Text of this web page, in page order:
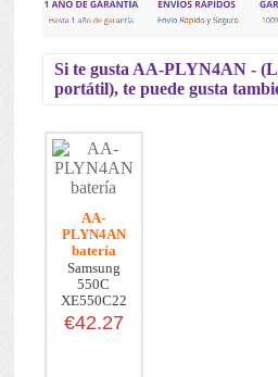
Si te gusta AA-PLYN4AN -
portátil), te puede gusta
AA-
PLYN4AN
batería
Samsung
550C
XE550C22
XE550C22-
A02U...
€42.27